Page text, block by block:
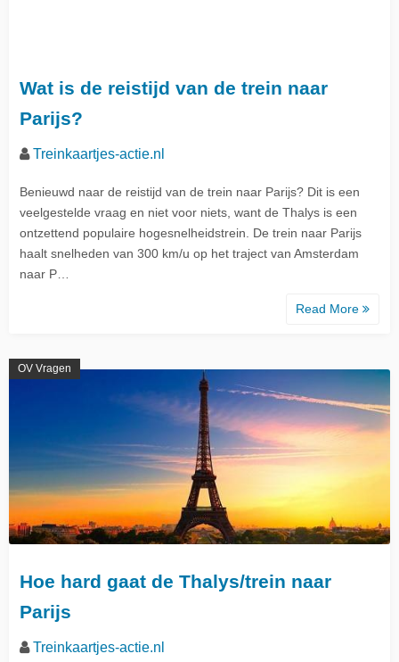
Wat is de reistijd van de trein naar
Parijs?
Treinkaartjes-actie.nl
Benieuwd naar de reistijd van de trein naar Parijs? Dit is een
veelgestelde vraag en niet voor niets, want de Thalys is een
ontzettend populaire hogesnelheidstrein. De trein naar Parijs
haalt snelheden van 300 km/u op het traject van Amsterdam
naar P…
Read More
OV Vragen
Hoe hard gaat de Thalys/trein naar
Parijs
Treinkaartjes-actie.nl